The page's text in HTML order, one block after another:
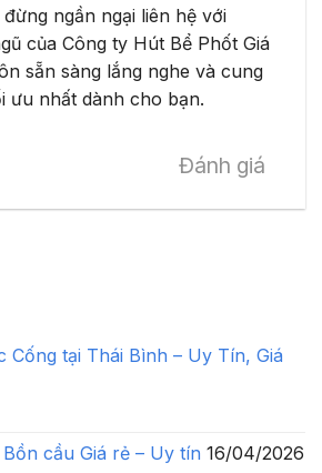
ngần ngại liên hệ với
của Công ty Hút Bể Phốt Giá
sẵn sàng lắng nghe và cung
ưu nhất dành cho bạn.
Đánh giá
Cống tại Thái Bình – Uy Tín, Giá
cầu Giá rẻ – Uy tín 16/04/2026